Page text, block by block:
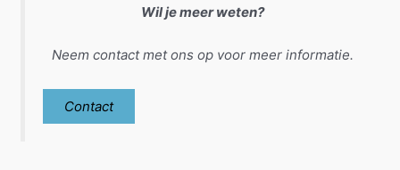
Wil je meer weten?
Neem contact met ons op voor meer informatie.
Contact